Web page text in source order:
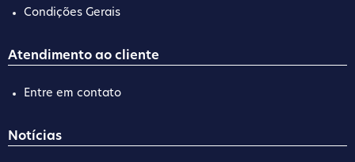
Condições Gerais
Atendimento ao cliente
Entre em contato
Notícias